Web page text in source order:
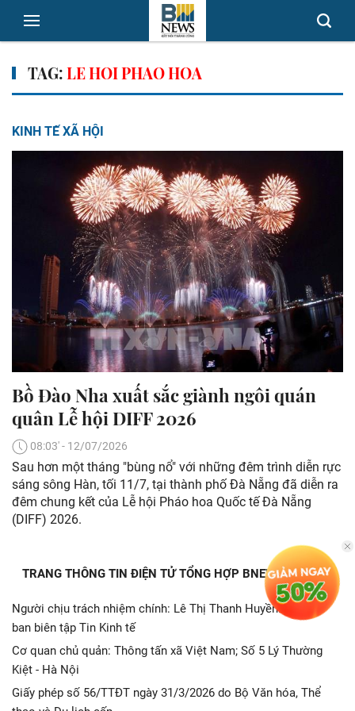
TAG:LE HOI PHAO HOA
KINH TẾ XÃ HỘI
Bồ Đào Nha xuất sắc giành ngôi quán
quân Lễ hội DIFF 2026
08:03' - 12/07/2026
Sau hơn một tháng "bùng nổ" với những đêm trình diễn rực
sáng sông Hàn, tối 11/7, tại thành phố Đà Nẵng đã diễn ra
đêm chung kết của Lễ hội Pháo hoa Quốc tế Đà Nẵng
(DIFF) 2026.
TRANG THÔNG TIN ĐIỆN TỬ TỔNG HỢP BNEWS - TTXVN
Người chịu trách nhiệm chính: Lê Thị Thanh Huyền. Trưởng
ban biên tập Tin Kinh tế
Cơ quan chủ quản: Thông tấn xã Việt Nam; Số 5 Lý Thường
Kiệt - Hà Nội
Giấy phép số 56/TTĐT ngày 31/3/2026 do Bộ Văn hóa, Thể